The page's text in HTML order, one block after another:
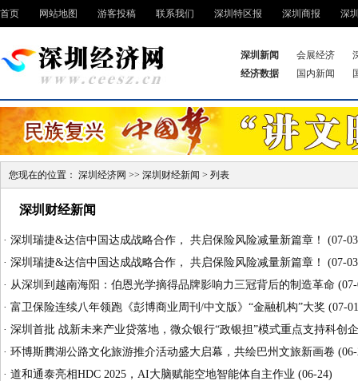
首页 网站地图 游客投稿 联系我们 深圳特区报 深圳商报 深
深圳新闻 会展经济
经济数据
国内新闻
您现在的位置： 深圳经济网 >> 深圳财经新闻 > 列表
深圳财经新闻
· 深圳瑞捷&达信中国达成战略合作， 共启保险风险减量新篇章！
(07-
· 深圳瑞捷&达信中国达成战略合作， 共启保险风险减量新篇章！
(07-
· 从深圳到越南海阳：伯恩光学摘得品牌影响力三冠背后的制造革命
· 富卫保险连续八年领跑《彭博商业周刊/中文版》“金融机构”大奖 (07-
· 深圳首批 战新未来产业贷落地，微众银行“政银担”模式重点支持科创
· 环博斯腾湖公路文化旅游推介活动盛大启幕，共绘巴州文旅新画卷
· 道和通泰亮相HDC 2025，AI大脑赋能空地智能体自主作业 (06-24)